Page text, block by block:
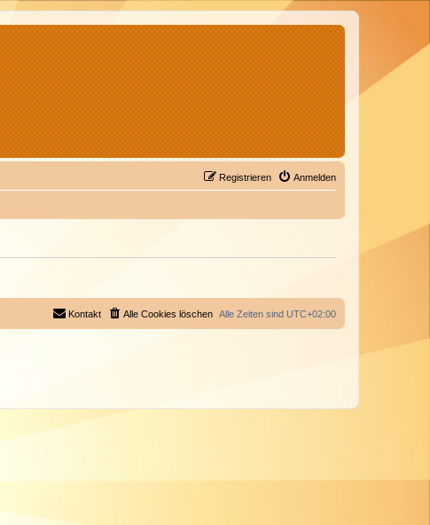
Anmelden
Registrieren
Alle Zeiten sind UTC+02:00
Alle Cookies löschen
Kontakt